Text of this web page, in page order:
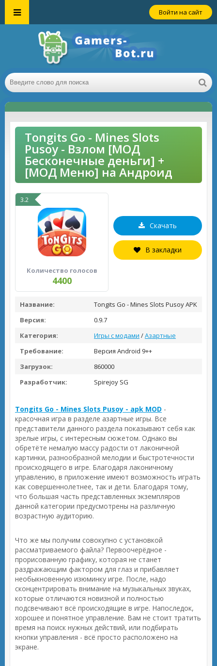
Войти на сайт
Tongits Go - Mines Slots
Pusoy - Взлом [МОД
Бесконечные деньги] +
[МОД Меню] на Андроид
3.2
Количество голосов
4400
Скачать
В закладки
Название:
Tongits Go - Mines Slots Pusoy APK
Версия:
0.9.7
Категория:
Игры с модами /Азартные
Требование:
Версия Android 9++
Загрузок:
860000
Разработчик:
Spirejoy SG
Tongits Go - Mines Slots Pusoy - apk MOD -
красочная игра в разделе азартные игры. Все
представители данного раздела показывают себя как
зрелые игры, с интересным сюжетом. Однако вы
обретёте немалую массу радости от лаконичной
картинки, разнообразной мелодии и быстротечности
происходящего в игре. Благодаря лаконичному
управлению, в приложение имеют возможность играть
как совершеннолетнее, так и дети. Благодаря тому,
что большая часть представленных экземпляров
данной категории предусмотрены на различную
возрастную аудиторию.
Что же мы получим совокупно с установкой
рассматриваемого файла? Первоочерёдное -
прорисованную графику, которая не станет
раздражающим фактором для глаз и прибавляет
необыкновенную изюминку игре. После, надо
сконцентрировать внимание на музыкальных звуках,
которые отличаются новизной и полностью
подсвечивают всё происходящие в игре. Напоследок,
хорошее и понятное управление. Вам не стоит тратить
время на поиск нужных действий, или подбирать
кнопки управления - всё просто расположено на
экране.